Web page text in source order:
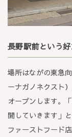
長野駅前という
場所はながの東急
ーナガノネクスト
オープンします。
開していきます」
ファーストフード